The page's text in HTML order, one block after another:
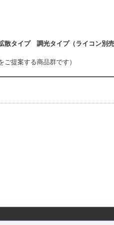
タイプ 調光タイプ（ライコン別
提案する商品群です）